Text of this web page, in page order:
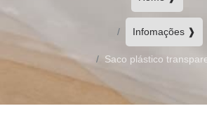
Infomações ❱
Saco plástico